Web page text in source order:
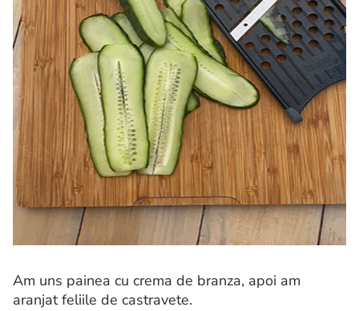
Am uns painea cu crema de branza, apoi am
aranjat feliile de castravete.